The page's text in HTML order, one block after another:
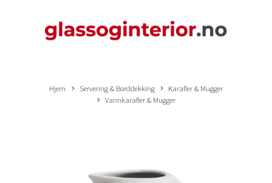
Hjem Servering & Borddekking
Karafler & Mugger
Vannkarafler & Mugger